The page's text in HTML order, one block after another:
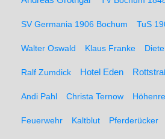
SV Germania 1906 Bochum TuS
Walter Oswald Klaus Franke
Ralf Zumdick Hotel Eden
Andi Pahl Christa Ternow
Feuerwehr Kaltblut Pferderücker